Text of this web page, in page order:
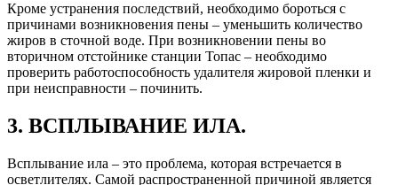
Кроме устранения последствий, необходимо бороться с
причинами возникновения пены – уменьшить количество
жиров в сточной воде. При возникновении пены во
вторичном отстойнике станции Топас – необходимо
проверить работоспособность удалителя жировой пленки и
при неисправности – починить.
3. ВСПЛЫВАНИЕ ИЛА.
Всплывание ила – это проблема, которая встречается в
осветлителях. Самой распространенной причиной является